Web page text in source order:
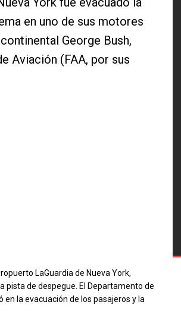
en uno de sus motores
George Bush,
Aviación (FAA, por sus
LaGuardia de Nueva York,
pista de despegue. El Departamento de
la evacuación de los pasajeros y la